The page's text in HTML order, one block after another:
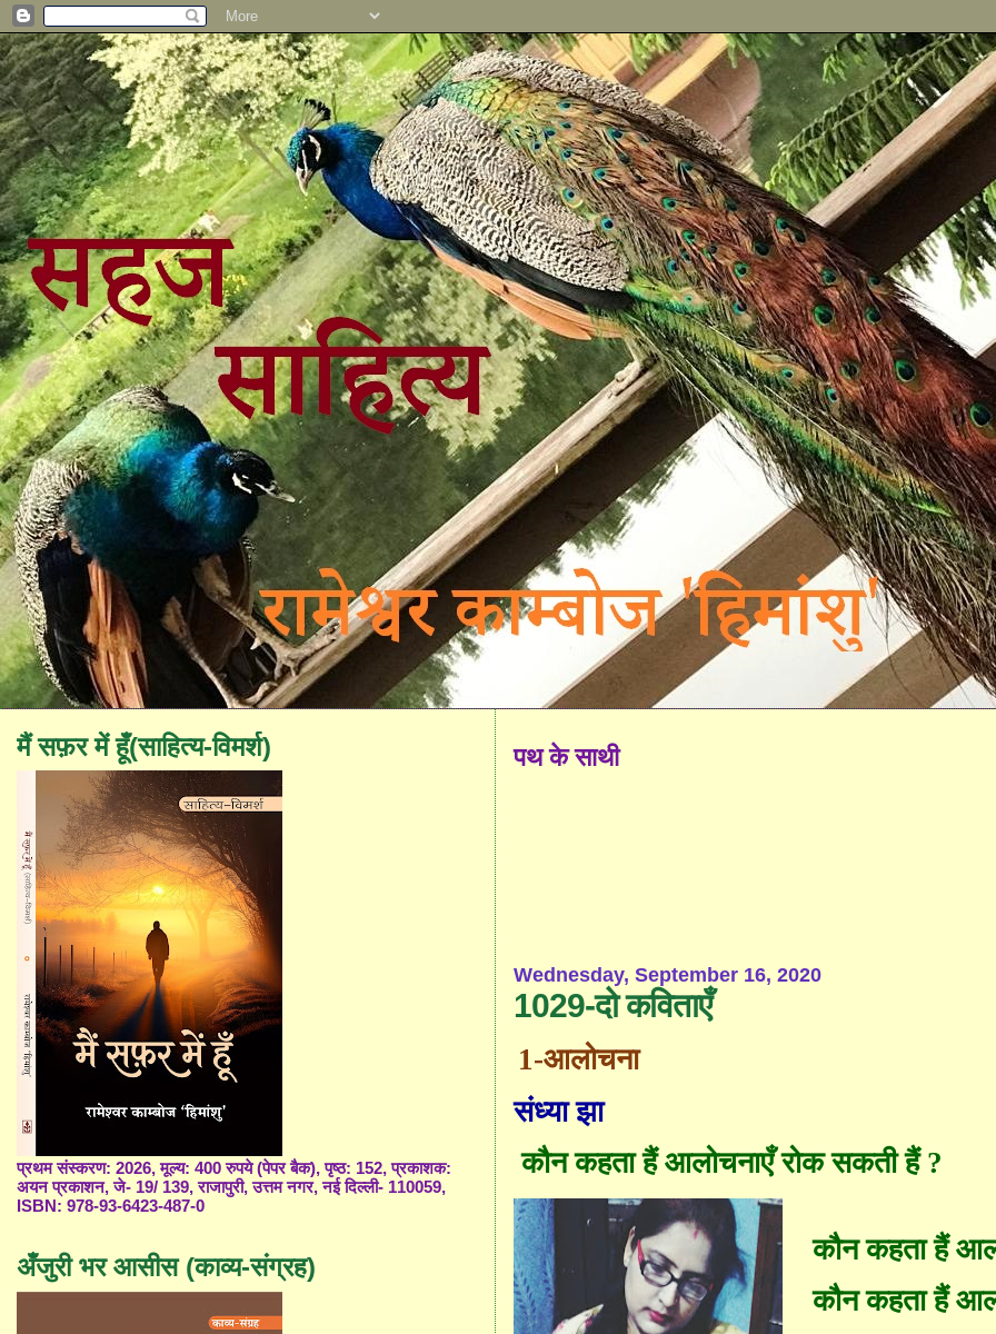
पथ के साथी
Wednesday, September 16, 2020
1029-दो कविताएँ
1-आलोचना
संध्या झा
कौन कहता हैं आलोचनाएँ रोक सकती हैं ?
कौन कहता हैं
कौन कहता हैं
मैं सफ़र में हूँ(साहित्य-विमर्श)
प्रथम संस्करण: 2026, मूल्य: 400 रुपये (पेपर बैक), पृष्ठ: 152, प्रकाशक:
अयन प्रकाशन, जे- 19/ 139, राजापुरी, उत्तम नगर, नई दिल्ली- 110059,
ISBN: 978-93-6423-487-0
अँजुरी भर आसीस (काव्य-संग्रह)